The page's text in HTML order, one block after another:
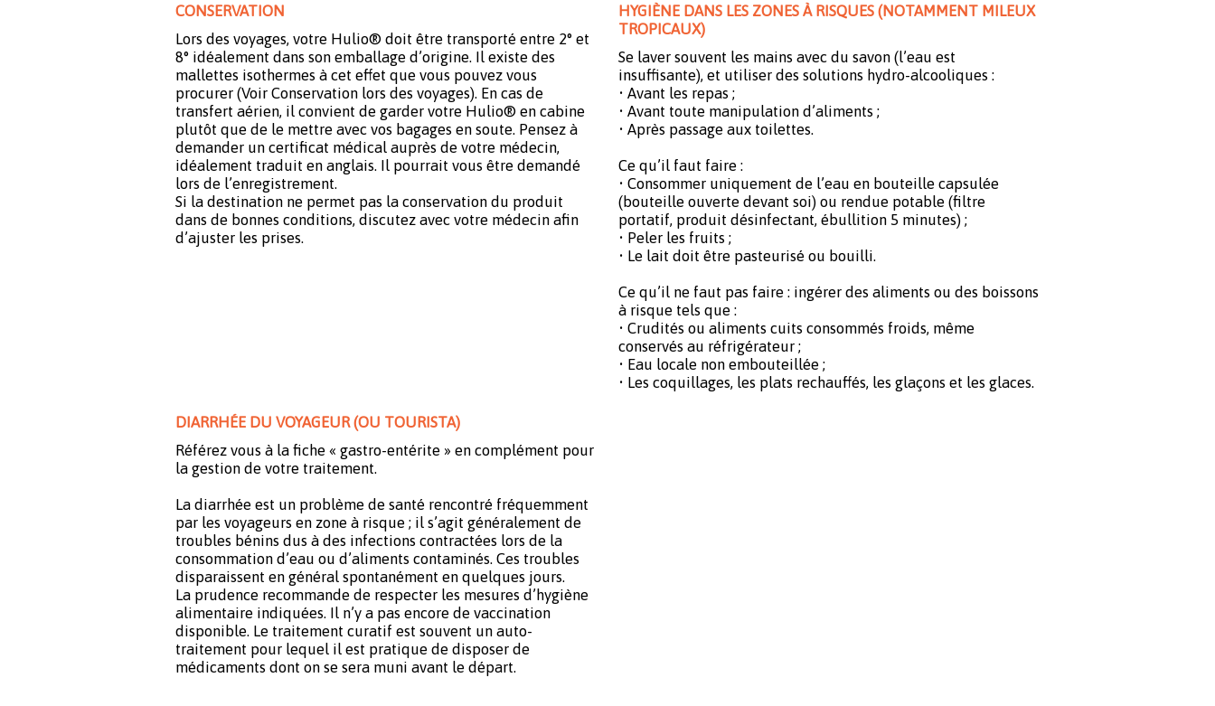
CONSERVATION
Lors des voyages, votre Hulio® doit être transporté entre 2° et
8° idéalement dans son emballage d’origine. Il existe des
mallettes isothermes à cet effet que vous pouvez vous
procurer (Voir Conservation lors des voyages). En cas de
transfert aérien, il convient de garder votre Hulio® en cabine
plutôt que de le mettre avec vos bagages en soute. Pensez à
demander un certificat médical auprès de votre médecin,
idéalement traduit en anglais. Il pourrait vous être demandé
lors de l’enregistrement.
Si la destination ne permet pas la conservation du produit
dans de bonnes conditions, discutez avec votre médecin afin
d’ajuster les prises.
HYGIÈNE DANS LES ZONES À RISQUES (NOTAMMENT MILEUX
TROPICAUX)
Se laver souvent les mains avec du savon (l’eau est
insuffisante), et utiliser des solutions hydro-alcooliques :
• Avant les repas ;
• Avant toute manipulation d’aliments ;
• Après passage aux toilettes.
Ce qu’il faut faire :
• Consommer uniquement de l’eau en bouteille capsulée
(bouteille ouverte devant soi) ou rendue potable (filtre
portatif, produit désinfectant, ébullition 5 minutes) ;
• Peler les fruits ;
• Le lait doit être pasteurisé ou bouilli.
Ce qu’il ne faut pas faire : ingérer des aliments ou des boissons
à risque tels que :
• Crudités ou aliments cuits consommés froids, même
conservés au réfrigérateur ;
• Eau locale non embouteillée ;
• Les coquillages, les plats rechauffés, les glaçons et les glaces.
DIARRHÉE DU VOYAGEUR (OU TOURISTA)
Référez vous à la fiche « gastro-entérite » en complément pour
la gestion de votre traitement.
La diarrhée est un problème de santé rencontré fréquemment
par les voyageurs en zone à risque ; il s’agit généralement de
troubles bénins dus à des infections contractées lors de la
consommation d’eau ou d’aliments contaminés. Ces troubles
disparaissent en général spontanément en quelques jours.
La prudence recommande de respecter les mesures d’hygiène
alimentaire indiquées. Il n’y a pas encore de vaccination
disponible. Le traitement curatif est souvent un auto-
traitement pour lequel il est pratique de disposer de
médicaments dont on se sera muni avant le départ.